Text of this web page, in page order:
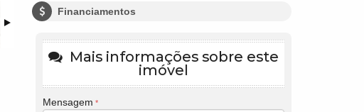
Financiamentos
Mais informações sobre este
imóvel
Mensagem